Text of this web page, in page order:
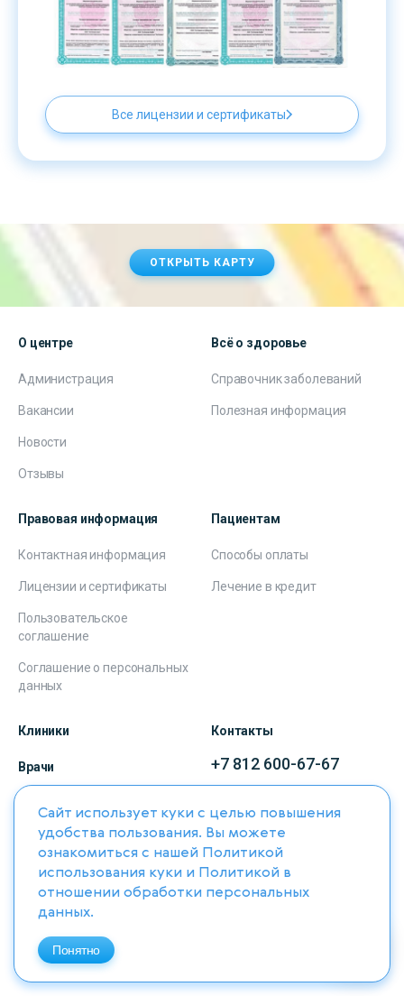
Все лицензии и сертификаты
ОТКРЫТЬ КАРТУ
О центре
Администрация
Вакансии
Новости
Отзывы
Всё о здоровье
Справочник заболеваний
Полезная информация
Правовая информация
Контактная информация
Лицензии и сертификаты
Пользовательское
соглашение
Соглашение о персональных
данных
Пациентам
Способы оплаты
Лечение в кредит
Клиники
Врачи
Акции
Всё о здоровье
COVID-19
Контакты
+7 812 600-67-67
г. Санкт-Петербург,
ул. Марата, 69-71
Пн.- Пт.: 09:00 – 20:00
Сб, Вс.: 09:00 – 17:00
Сайт использует куки с целью повышения
удобства пользования. Вы можете
ознакомиться с нашей Политикой
использования куки и Политикой в
отношении обработки персональных
данных.
Понятно